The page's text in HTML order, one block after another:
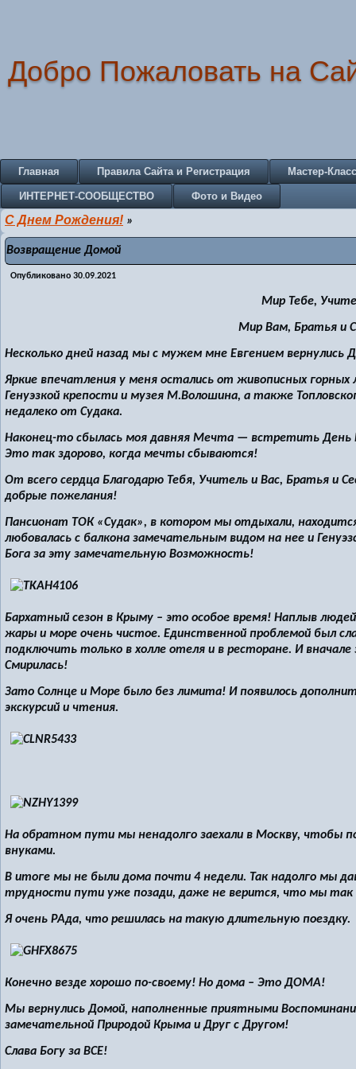
Добро Пожаловать на
Главная Правила Сайта и Регистрация Мастер-
ИНТЕРНЕТ-СООБЩЕСТВО Фото и Видео
С Днем Рождения! »
Возвращение Домой
Опубликовано 30.09.2021
Мир Тебе,
Мир Вам, Братья и
Несколько дней назад мы с мужем мне Евгением
Яркие впечатления у меня остались от живописных
Генуэзкой крепости и музея М.Волошина, а также
недалеко от Судака.
Наконец-то сбылась моя давняя Мечта — встретить День
Это так здорово, когда мечты сбываются!
От всего сердца Благодарю Тебя, Учитель и Вас, Братья и
добрые пожелания!
Пансионат ТОК «Судак», в котором мы отдыхали,
любовалась с балкона замечательным видом на нее и
Бога за эту замечательную Возможность!
Бархатный сезон в Крыму – это особое время! Наплыв
жары и море очень чистое. Единственной проблемой был
подключить только в холле отеля и в ресторане. И
Смирилась!
Зато Солнце и Море было без лимита! И появилось
экскурсий и чтения.
На обратном пути мы ненадолго заехали в Москву, чтобы
внуками.
В итоге мы не были дома почти 4 недели. Так надолго мы
трудности пути уже позади, даже не верится, что мы так
Я очень РАда, что решилась на такую длительную поездку.
Конечно везде хорошо по-своему! Но дома – Это ДОМА!
Мы вернулись Домой, наполненные приятными
замечательной Природой Крыма и Друг с Другом!
Слава Богу за ВСЕ!